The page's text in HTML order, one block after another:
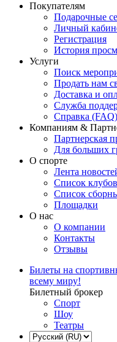
Покупателям
Подарочные
Личный
Регистрация
История
Услуги
Поиск
Продать нам
Доставка и
Служба
Справка (FAQ)
Компаниям &
Партнерская
Для больших
О спорте
Лента
Список клубов
Список
Площадки
О нас
О компании
Контакты
Отзывы
Билеты на
всему миру!
Билетный брокер
Спорт
Шоу
Театры